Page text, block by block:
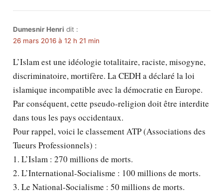
Dumesnir Henri dit :
26 mars 2016 à 12 h 21 min
L’Islam est une idéologie totalitaire, raciste, misogyne,
discriminatoire, mortifère. La CEDH a déclaré la loi
islamique incompatible avec la démocratie en Europe.
Par conséquent, cette pseudo-religion doit être interdite
dans tous les pays occidentaux.
Pour rappel, voici le classement ATP (Associations des
Tueurs Professionnels) :
1. L’Islam : 270 millions de morts.
2. L’International-Socialisme : 100 millions de morts.
3. Le National-Socialisme : 50 millions de morts.